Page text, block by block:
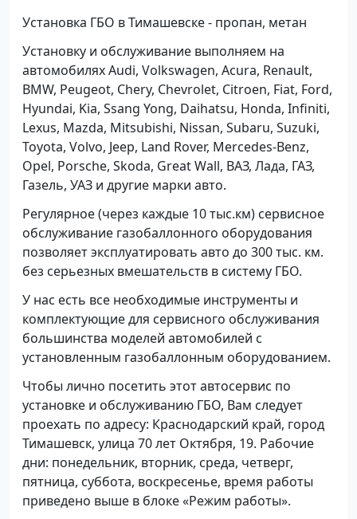
Установка ГБО в Тимашевске - пропан, метан
Установку и обслуживание выполняем на
автомобилях Audi, Volkswagen, Acura, Renault,
BMW, Peugeot, Chery, Chevrolet, Citroen, Fiat, Ford,
Hyundai, Kia, Ssang Yong, Daihatsu, Honda, Infiniti,
Lexus, Mazda, Mitsubishi, Nissan, Subaru, Suzuki,
Toyota, Volvo, Jeep, Land Rover, Mercedes-Benz,
Opel, Porsche, Skoda, Great Wall, ВАЗ, Лада, ГАЗ,
Газель, УАЗ и другие марки авто.
Регулярное (через каждые 10 тыс.км) сервисное
обслуживание газобаллонного оборудования
позволяет эксплуатировать авто до 300 тыс. км.
без серьезных вмешательств в систему ГБО.
У нас есть все необходимые инструменты и
комплектующие для сервисного обслуживания
большинства моделей автомобилей с
установленным газобаллонным оборудованием.
Чтобы лично посетить этот автосервис по
установке и обслуживанию ГБО, Вам следует
проехать по адресу: Краснодарский край, город
Тимашевск, улица 70 лет Октября, 19. Рабочие
дни: понедельник, вторник, среда, четверг,
пятница, суббота, воскресенье, время работы
приведено выше в блоке «Режим работы».